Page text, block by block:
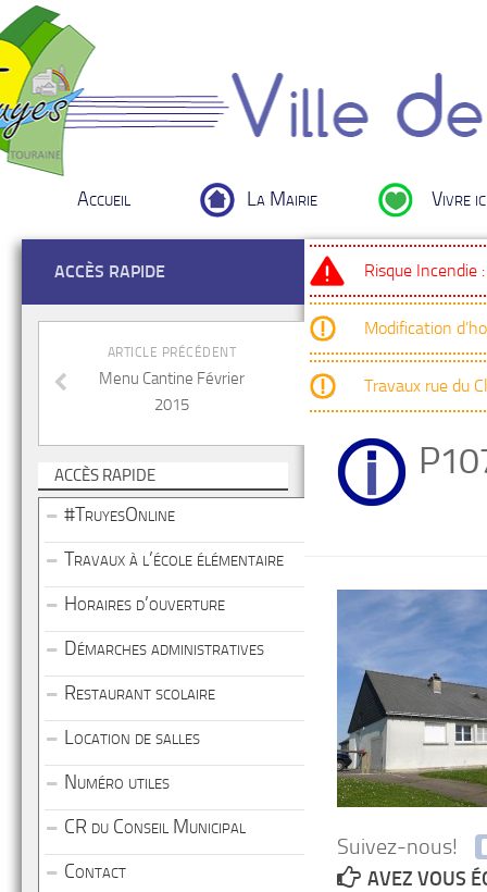
Accueil La Mairie Vivre
Risque Incendie
Modification
Travaux rue du
Suivez-nous!
AVEZ VOUS
ACCÈS RAPIDE
ARTICLE PRÉCÉDENT
Menu Cantine Février
2015
ACCÈS RAPIDE
#TruyesOnline
Travaux à l’école élémentaire
Horaires d’ouverture
Démarches administratives
Restaurant scolaire
Location de salles
Numéro utiles
CR du Conseil Municipal
Contact